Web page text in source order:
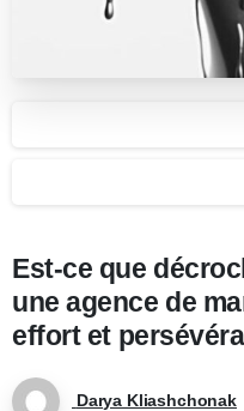
Est-ce que
une agence de
effort et
Darya Kliashchonak